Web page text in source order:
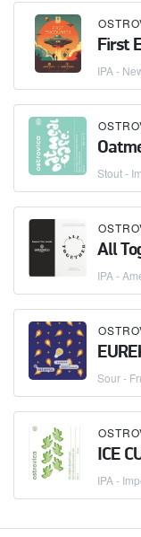
First
IPA -
Stout -
All
IPA -
Sour -
ICE
IPA -